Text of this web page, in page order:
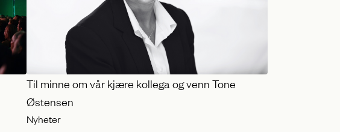
Til minne om vår kjære kollega og venn Tone
Østensen
Nyheter